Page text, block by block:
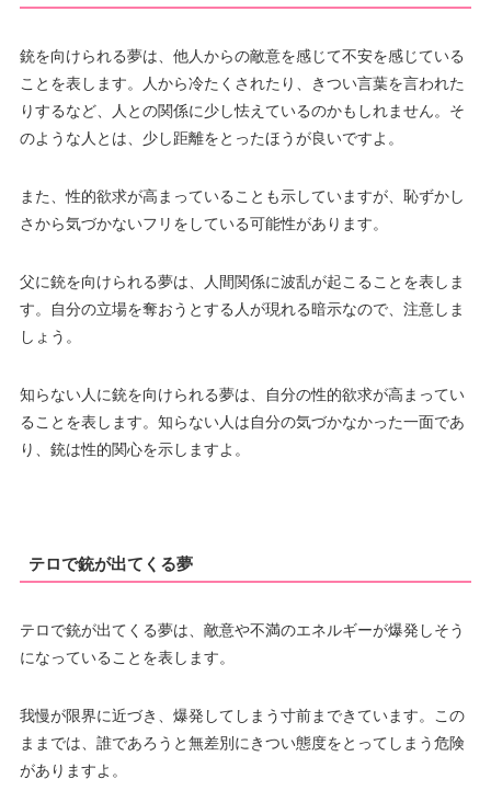
銃を向けられる夢は、他人からの敵意を感じて不安を感じている
ことを表します。人から冷たくされたり、きつい言葉を言われた
りするなど、人との関係に少し怯えているのかもしれません。そ
のような人とは、少し距離をとったほうが良いですよ。
また、性的欲求が高まっていることも示していますが、恥ずかし
さから気づかないフリをしている可能性があります。
父に銃を向けられる夢は、人間関係に波乱が起こることを表しま
す。自分の立場を奪おうとする人が現れる暗示なので、注意しま
しょう。
知らない人に銃を向けられる夢は、自分の性的欲求が高まってい
ることを表します。知らない人は自分の気づかなかった一面であ
り、銃は性的関心を示しますよ。
テロで銃が出てくる夢
テロで銃が出てくる夢は、敵意や不満のエネルギーが爆発しそう
になっていることを表します。
我慢が限界に近づき、爆発してしまう寸前まできています。この
ままでは、誰であろうと無差別にきつい態度をとってしまう危険
がありますよ。